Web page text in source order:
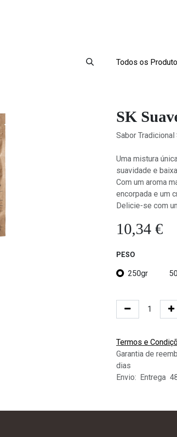
Todos os
SK
Sabor Tradicional
Uma mistura
suavidade e
Com um aroma
encorpada e um
Delicie-se com
10,34 €
PESO
250gr
Termos e
Garantia de
dias
Envio: Entrega